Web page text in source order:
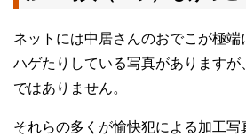
ネットには中居さんのおでこが極端
ハゲたりしている写真があります
ではありません。
それらの多くが愉快犯による加工写